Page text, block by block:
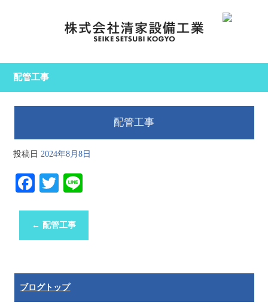
配管工事
配管工事
投稿日 2024年8月8日
Fa
bo
ok
T
tte
r
← 配管工事
ブログトップ